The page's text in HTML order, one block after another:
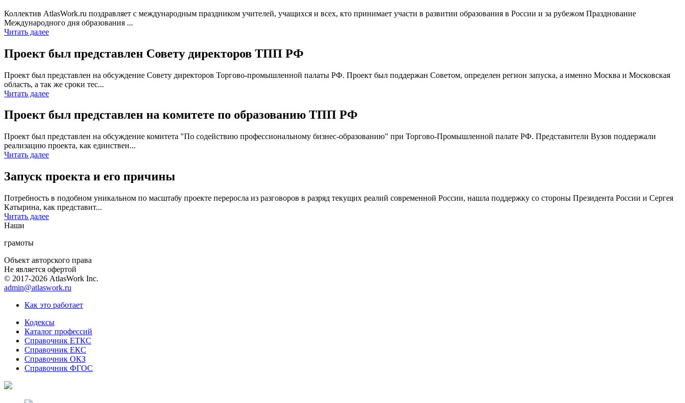
Коллектив AtlasWork.ru поздравляет с международным праздником учителей, учащихся и всех, кто принимает участи в развитии образования в России и за рубежом Празднование
Международного дня образования ...
Читать далее
Проект был представлен Совету директоров ТПП РФ
Проект был представлен на обсуждение Совету директоров Торгово-промышленной палаты РФ. Проект был поддержан Советом, определен регион запуска, а именно Москва и Московская
область, а так же сроки тес...
Читать далее
Проект был представлен на комитете по образованию ТПП РФ
Проект был представлен на обсуждение комитета "По содействию профессиональному бизнес-образованию" при Торгово-Промышленной палате РФ. Представители Вузов поддержали
реализацию проекта, как единствен...
Читать далее
Запуск проекта и его причины
Потребность в подобном уникальном по масштабу проекте переросла из разговоров в разряд текущих реалий современной России, нашла поддержку со стороны Президента России и Сергея
Катырина, как представит...
Читать далее
Наши
грамоты
Объект авторского права
Не является офертой
© 2017-2026 AtlasWork Inc.
admin@atlaswork.ru
Как это работает
Кодексы
Каталог профессий
Справочник ЕТКС
Справочник ЕКС
Справочник ОКЗ
Справочник ФГОС